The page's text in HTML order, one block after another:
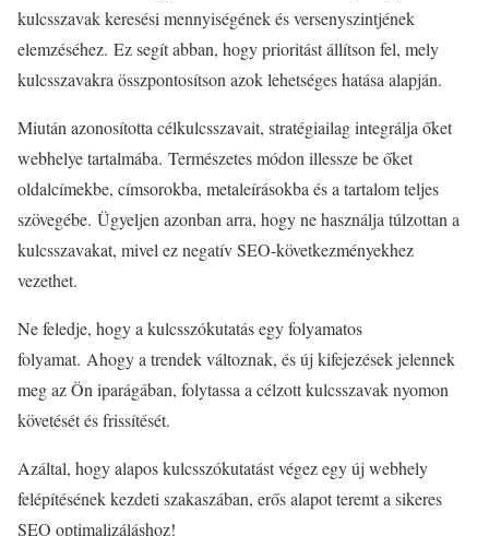
kulcsszavak keresési mennyiségének és versenyszintjének
elemzéséhez. Ez segít abban, hogy prioritást állítson fel, mely
kulcsszavakra összpontosítson azok lehetséges hatása alapján.
Miután azonosította célkulcsszavait, stratégiailag integrálja őket
webhelye tartalmába. Természetes módon illessze be őket
oldalcímekbe, címsorokba, metaleírásokba és a tartalom teljes
szövegébe. Ügyeljen azonban arra, hogy ne használja túlzottan a
kulcsszavakat, mivel ez negatív SEO-következményekhez
vezethet.
Ne feledje, hogy a kulcsszókutatás egy folyamatos
folyamat. Ahogy a trendek változnak, és új kifejezések jelennek
meg az Ön iparágában, folytassa a célzott kulcsszavak nyomon
követését és frissítését.
Azáltal, hogy alapos kulcsszókutatást végez egy új webhely
felépítésének kezdeti szakaszában, erős alapot teremt a sikeres
SEO optimalizáláshoz!